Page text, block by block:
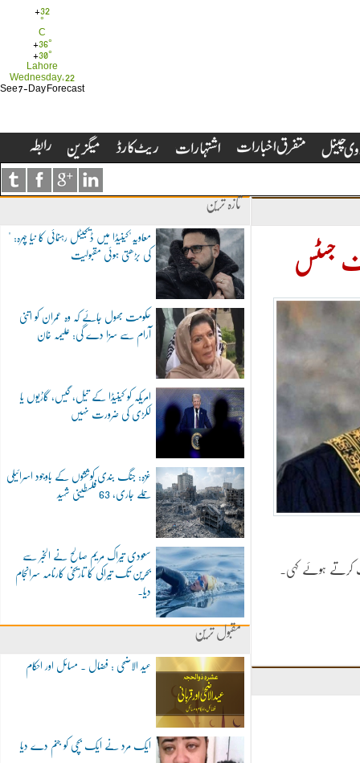
+32
°
C
+36°
+30°
Lahore
Wednesday, 22
See 7-Day Forecast
تازہ ترین
"معاویہ"کینیڈا میں ڈیجیٹل رہنمائی کا نیا چہرہ:
کی بڑھتی ہوئی مقبولیت
حکومت بھول جائے کہ وہ عمران کو اتنی
آرام سے سزا دے گی: علیمہ خان
امریکہ کو کینیڈا کے تیل، گیس، گاڑیوں یا
لکڑی کی ضرورت نہیں
غزہ: جنگ بندی کوششوں کے باوجود اسرائیلی
حملے جاری، 63 فلسطینی شہید
سعودی تیراک مریم صالح نے الخبر سے
بحرین تک تیراکی کا تاریخی کارنامہ سرانجام
دیا۔
مقبول ترین
عید الاضحی : فضال ۔ مسائل اور احکام
ایک مرد نے ایک بچی کو جنم دے دیا
جسٹس
کرتے ہوئے کہی۔